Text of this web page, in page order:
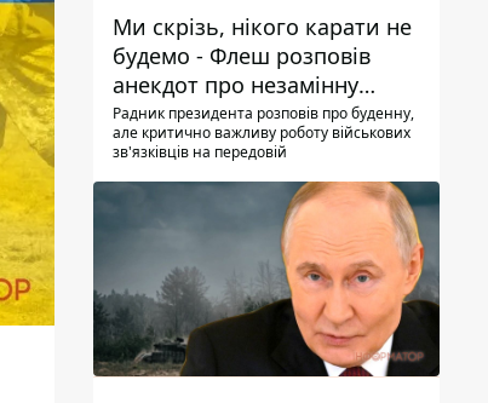
Ми скрізь, нікого карати не
будемо - Флеш розповів
анекдот про незамінну
роботу зв’язківців на фронті
Радник президента розповів про буденну,
але критично важливу роботу військових
зв'язківців на передовій